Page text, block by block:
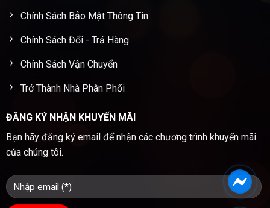
Chính Sách Bảo Mật Thông Tin
Chính Sách Đổi - Trả Hàng
Chính Sách Vận Chuyển
Trở Thành Nhà Phân Phối
ĐĂNG KÝ NHẬN KHUYẾN MÃI
Bạn hãy đăng ký email để nhận các chương trình khuyến mãi
của chúng tôi.